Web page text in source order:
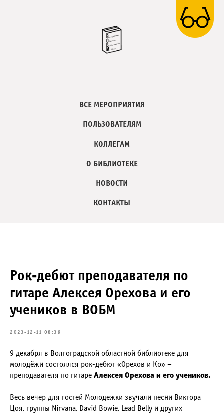
ВСЕ МЕРОПРИЯТИЯ
ПОЛЬЗОВАТЕЛЯМ
КОЛЛЕГАМ
О БИБЛИОТЕКЕ
НОВОСТИ
КОНТАКТЫ
Рок-дебют преподавателя по
гитаре Алексея Орехова и его
учеников в ВОБМ
2023-12-11 08:39
9 декабря в Волгоградской областной библиотеке для
молодёжи состоялся рок-дебют «Орехов и Ко» –
преподавателя по гитаре Алексея Орехова и его учеников.
Весь вечер для гостей Молодежки звучали песни Виктора
Цоя, группы Nirvana, David Bowie, Lead Belly и других